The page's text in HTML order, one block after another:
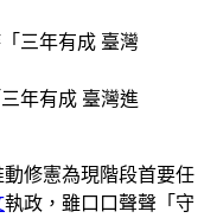
年有成 臺灣進
修憲為現階段首要任
執政，雖口口聲聲「守